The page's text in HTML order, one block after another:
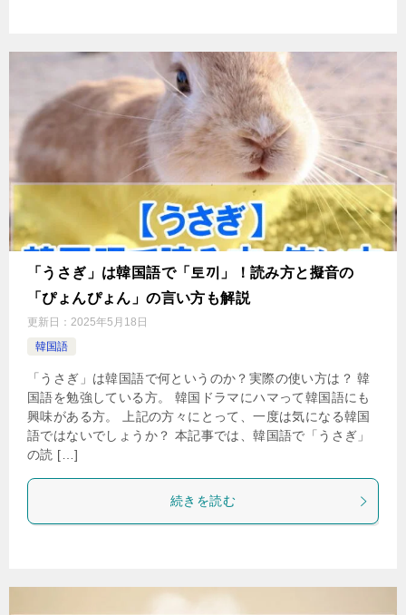
「うさぎ」は韓国語で「토끼」！読み方と擬音の
「ぴょんぴょん」の言い方も解説
更新日： 2025年5月18日
韓国語
「うさぎ」は韓国語で何というのか？実際の使い方は？ 韓
国語を勉強している方。 韓国ドラマにハマって韓国語にも
興味がある方。 上記の方々にとって、一度は気になる韓国
語ではないでしょうか？ 本記事では、韓国語で「うさぎ」
の読 […]
続きを読む